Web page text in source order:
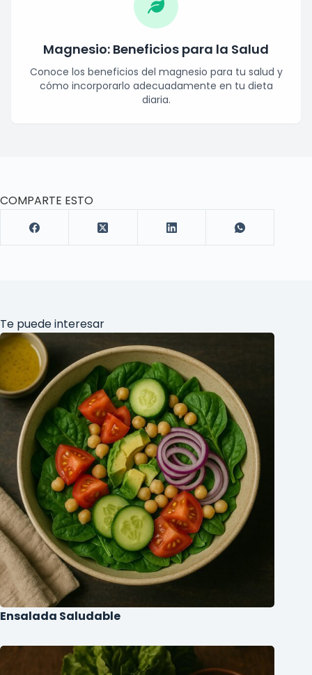
Magnesio: Beneficios para la Salud
Conoce los beneficios del magnesio para tu salud y
cómo incorporarlo adecuadamente en tu dieta
diaria.
COMPARTE ESTO
Te puede interesar
Ensalada Saludable